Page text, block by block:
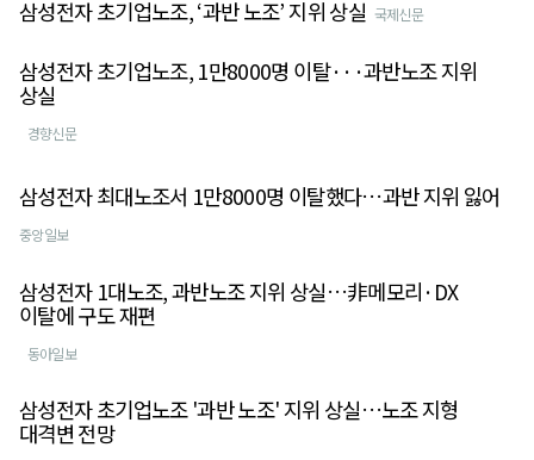
삼성전자 초기업노조, ‘과반 노조’ 지위 상실 국제신문
삼성전자 초기업노조, 1만8000명 이탈···과반노조 지위
상실
경향신문
삼성전자 최대노조서 1만8000명 이탈했다…과반 지위 잃어
중앙일보
삼성전자 1대노조, 과반노조 지위 상실…非메모리·DX
이탈에 구도 재편
동아일보
삼성전자 초기업노조 '과반 노조' 지위 상실…노조 지형
대격변 전망